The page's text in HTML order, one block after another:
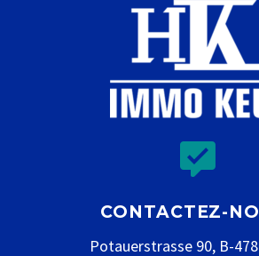


CONTACTEZ-
Potauerstrasse 90, B-